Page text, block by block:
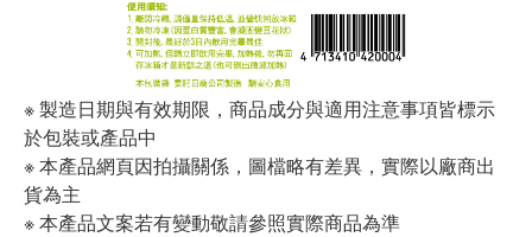
※ 製造日期與有效期限，商品成分與適用注意事項皆標示
於包裝或產品中
※ 本產品網頁因拍攝關係，圖檔略有差異，實際以廠商出
貨為主
※ 本產品文案若有變動敬請參照實際商品為準